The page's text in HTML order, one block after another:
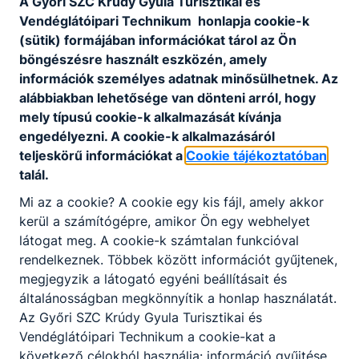
Fekete Hajnalka
Oktató
510-670
Osztályfőnök:
Fogadó óra:
Szerda - 5. óra
Földing Ottó
Oktató
510-670
Osztályfőnök:
Fogadó óra:
Hétfő - 5. óra
Vendéglátóipari Technikum honlapja cookie-k
(sütik) formájában információkat tárol az Ön
böngészésre használt eszközén, amely
információk személyes adatnak minősülhetnek. Az
alábbiakban lehetősége van dönteni arról, hogy
mely típusú cookie-k alkalmazását kívánja
engedélyezni. A cookie-k alkalmazásáról
teljeskörű információkat a Cookie tájékoztatóban
talál.
Mi az a cookie? A cookie egy kis fájl, amely akkor
kerül a számítógépre, amikor Ön egy webhelyet
látogat meg. A cookie-k számtalan funkcióval
rendelkeznek. Többek között információt gyűjtenek,
megjegyzik a látogató egyéni beállításait és
általánosságban megkönnyítik a honlap használatát.
Az Győri SZC Krúdy Gyula Turisztikai és
Vendéglátóipari Technikum a cookie-kat a